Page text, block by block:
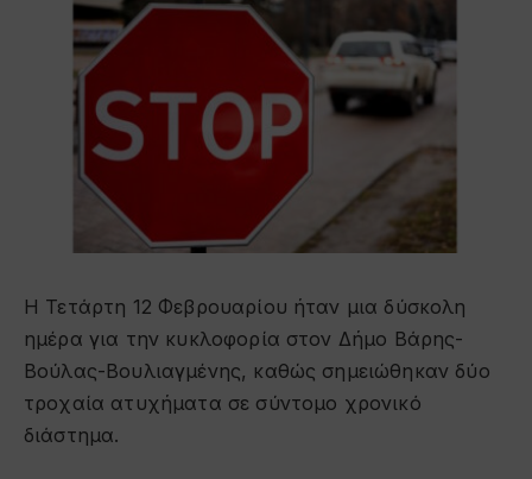
Η Τετάρτη 12 Φεβρουαρίου ήταν μια δύσκολη
ημέρα για την κυκλοφορία στον Δήμο Βάρης-
Βούλας-Βουλιαγμένης, καθώς σημειώθηκαν δύο
τροχαία ατυχήματα σε σύντομο χρονικό
διάστημα.